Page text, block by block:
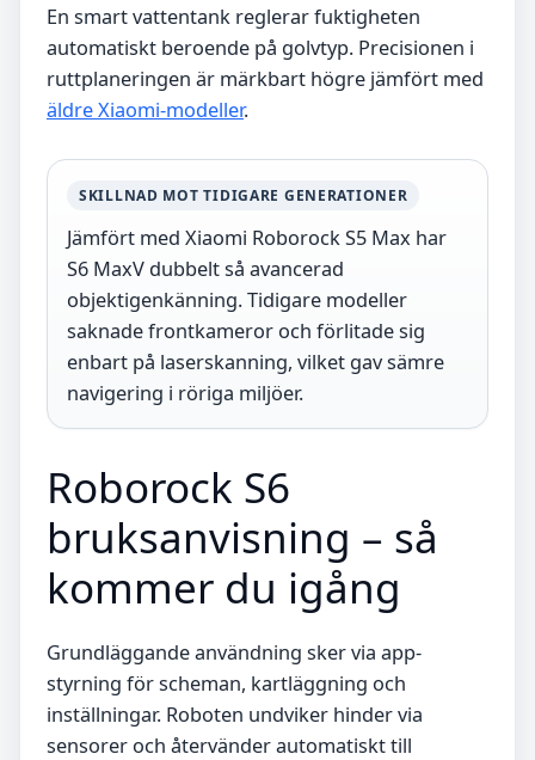
En smart vattentank reglerar fuktigheten
automatiskt beroende på golvtyp. Precisionen i
ruttplaneringen är märkbart högre jämfört med
äldre Xiaomi-modeller.
SKILLNAD MOT TIDIGARE GENERATIONER
Jämfört med Xiaomi Roborock S5 Max har
S6 MaxV dubbelt så avancerad
objektigenkänning. Tidigare modeller
saknade frontkameror och förlitade sig
enbart på laserskanning, vilket gav sämre
navigering i röriga miljöer.
Roborock S6
bruksanvisning – så
kommer du igång
Grundläggande användning sker via app-
styrning för scheman, kartläggning och
inställningar. Roboten undviker hinder via
sensorer och återvänder automatiskt till